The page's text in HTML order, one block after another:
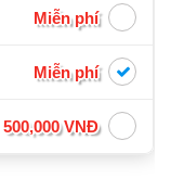
Miễn phí
Miễn phí
500,000 VNĐ